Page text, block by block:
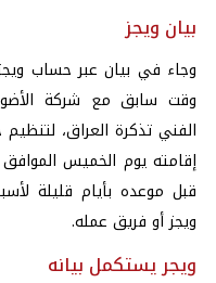
بيان ويجز
وجاء في بيان عبر حساب
وقت سابق مع شركة الأضواء
الفني تذكرة العراق،
قبل موعده بأيام قليلة
ويجز أو فريق عمله.
ويجر يستكمل بيانه